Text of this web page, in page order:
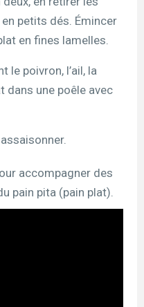
petits dés. Émincer
en fines lamelles.
le poivron, l’ail, la
dans une poêle avec
accompagner des
pain pita (pain plat).